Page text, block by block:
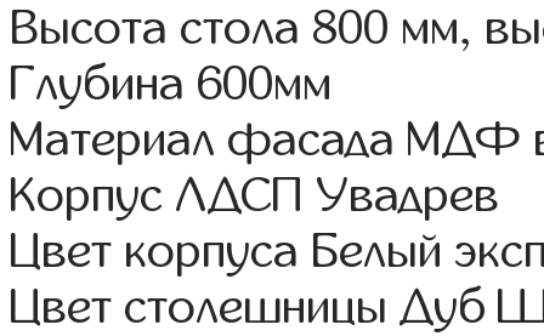
Высота стола 800 мм,
Глубина 600мм
Материал фасада МДФ
Корпус ЛДСП Увадрев
Цвет корпуса Белый
Цвет столешницы Дуб